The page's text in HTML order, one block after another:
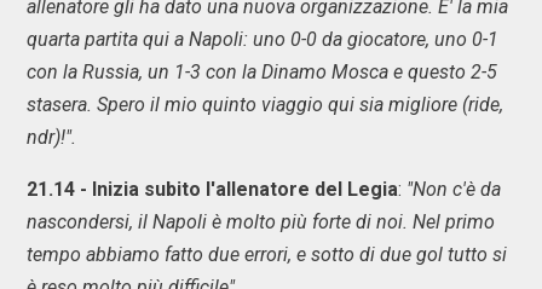
allenatore gli ha dato una nuova organizzazione. E' la mia
quarta partita qui a Napoli: uno 0-0 da giocatore, uno 0-1
con la Russia, un 1-3 con la Dinamo Mosca e questo 2-5
stasera. Spero il mio quinto viaggio qui sia migliore (ride,
ndr)!".
21.14 - Inizia subito l'allenatore del Legia: "Non c'è da
nascondersi, il Napoli è molto più forte di noi. Nel primo
tempo abbiamo fatto due errori, e sotto di due gol tutto si